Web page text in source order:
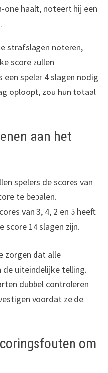
one haalt, noteert hij een
strafslagen noteren,
score zullen
een speler 4 slagen nodig
oploopt, zou hun totaal
aan het
spelers de scores van
te bepalen.
van 3, 4, 2 en 5 heeft
score 14 slagen zijn.
zorgen dat alle
de uiteindelijke telling.
dubbel controleren
voordat ze de
om